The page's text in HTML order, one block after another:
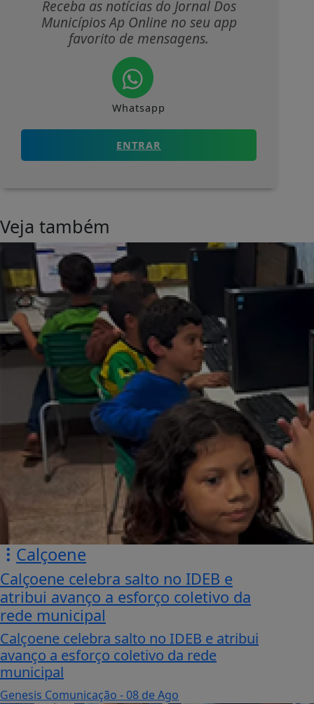
Receba as notícias do Jornal Dos
Municípios Ap Online no seu app
favorito de mensagens.
Whatsapp
ENTRAR
Veja também
Calçoene
Calçoene celebra salto no IDEB e
atribui avanço a esforço coletivo da
rede municipal
Calçoene celebra salto no IDEB e atribui
avanço a esforço coletivo da rede
municipal
Genesis Comunicação - 08 de Ago